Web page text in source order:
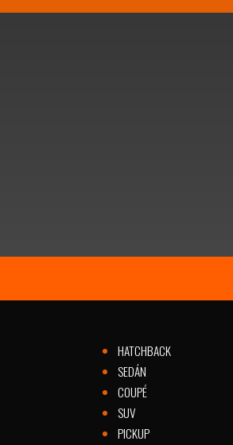
HATCHBACK
SEDÁN
COUPÉ
SUV
PICKUP